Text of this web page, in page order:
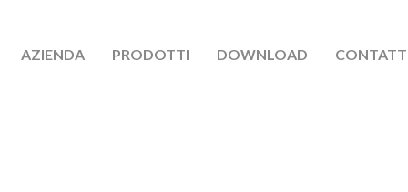
AZIENDA PRODOTTI DOWNLOAD